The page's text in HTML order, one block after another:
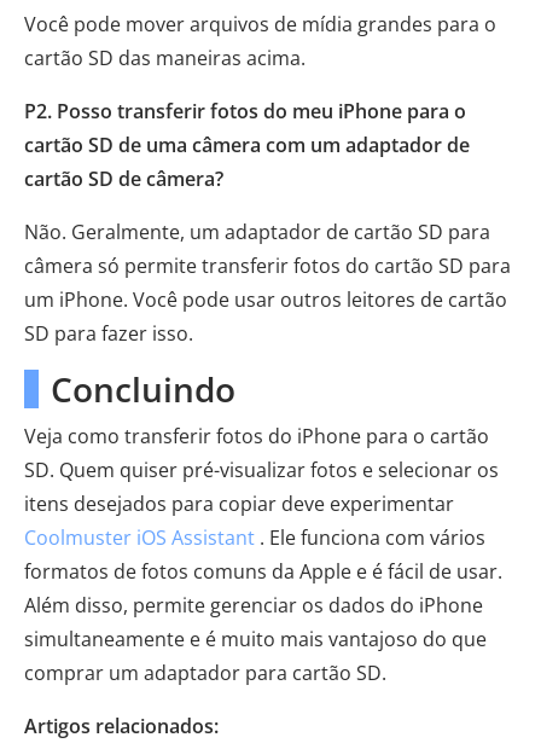
Você pode mover arquivos de mídia grandes para o
cartão SD das maneiras acima.
P2. Posso transferir fotos do meu iPhone para o
cartão SD de uma câmera com um adaptador de
cartão SD de câmera?
Não. Geralmente, um adaptador de cartão SD para
câmera só permite transferir fotos do cartão SD para
um iPhone. Você pode usar outros leitores de cartão
SD para fazer isso.
Concluindo
Veja como transferir fotos do iPhone para o cartão
SD. Quem quiser pré-visualizar fotos e selecionar os
itens desejados para copiar deve experimentar
Coolmuster iOS Assistant . Ele funciona com vários
formatos de fotos comuns da Apple e é fácil de usar.
Além disso, permite gerenciar os dados do iPhone
simultaneamente e é muito mais vantajoso do que
comprar um adaptador para cartão SD.
Artigos relacionados: